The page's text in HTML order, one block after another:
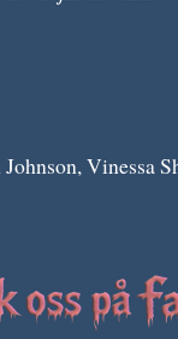
Vinessa